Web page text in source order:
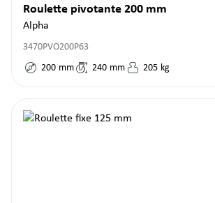
Roulette pivotante 200 mm
Alpha
3470PVO200P63
200 mm 240 mm 205 kg